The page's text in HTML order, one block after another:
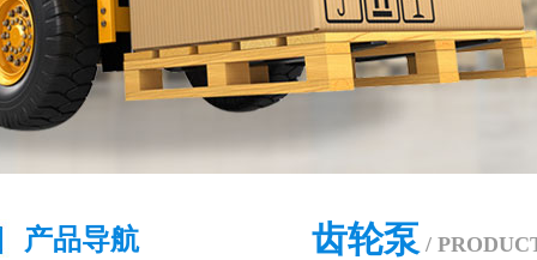
产品导航 齿轮泵/